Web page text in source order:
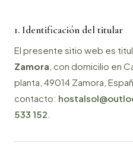
1. Identificación del titular
El presente sitio web es
Zamora , con domicilio en
planta, 49014 Zamora,
contacto:
533 152